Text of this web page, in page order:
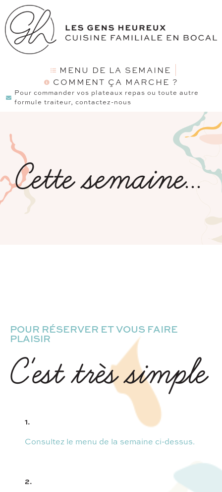
MENU DE LA SEMAINE
COMMENT ÇA MARCHE ?
Pour commander vos plateaux repas ou toute autre
formule traiteur, contactez-nous
Cette semaine...
POUR RÉSERVER ET VOUS FAIRE
PLAISIR
C'est très simple
1.
Consultez le menu de la semaine ci-dessus.
2.